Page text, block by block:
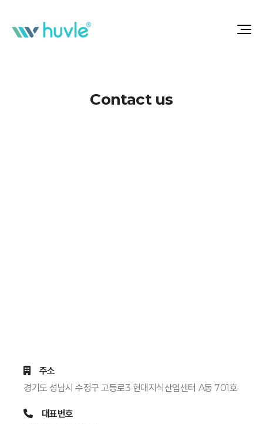
Contact us
주소
경기도 성남시 수정구 고등로3 현대지식산업센터 A동 701호
대표번호